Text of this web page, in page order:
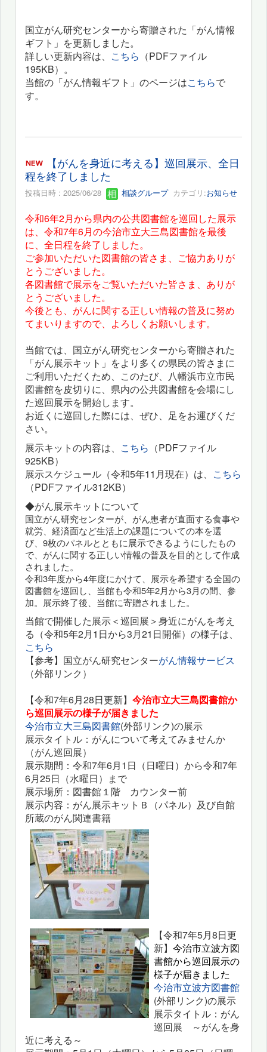
国立がん研究センターから寄贈された「がん情報
ギフト」を更新しました。
詳しい更新内容は、 こちら （PDFファイル
195KB）。
当館の「がん情報ギフト」のページはこちらで
す。
【がんを身近に考える】巡回展示、全日
程を終了しました
投稿日時 : 2025/06/28 相談グループカテゴリ:お知らせ
令和6年2月から県内の公共図書館を巡回した展示
は、令和7年6月の今治市立大三島図書館を最後
に、全日程を終了しました。
ご参加いただいた図書館の皆さま、ご協力ありが
とうございました。
各図書館で展示をご覧いただいた皆さま、ありが
とうございました。
今後とも、がんに関する正しい情報の普及に努め
てまいりますので、よろしくお願いします。
当館では、国立がん研究センターから寄贈された
「がん展示キット」をより多くの県民の皆さまに
ご利用いただくため、このたび、八幡浜市立市民
図書館を皮切りに、県内の公共図書館を会場にし
た巡回展示を開始します。
お近くに巡回した際には、ぜひ、足をお運びくだ
さい。
展示キットの内容は、 こちら （PDFファイル
925KB）
展示スケジュール（令和5年11月現在）は、 こちら
（PDFファイル312KB）
◆がん展示キットについて
国立がん研究センターが、がん患者が直面する食事や
就労、経済面など生活上の課題についての本を選
び、9枚のパネルとともに展示できるようにしたもの
で、がんに関する正しい情報の普及を目的として作成
されました。
令和3年度から4年度にかけて、展示を希望する全国の
図書館を巡回し、当館も令和5年2月から3月の間、参
加。展示終了後、当館に寄贈されました。
当館で開催した展示＜巡回展＞身近にがんを考え
る（令和5年2月1日から3月21日開催）の様子は、
こちら
【参考】国立がん研究センターがん情報サービス
（外部リンク）
【令和7年6月28日更新】 今治市立大三島図書館か
ら巡回展示の様子が届きました
今治市立大三島図書館(外部リンク)の展示
展示タイトル：がんについて考えてみませんか
（がん巡回展）
展示期間：令和7年6月1日（日曜日）から令和7年
6月25日（水曜日）まで
展示場所：図書館１階 カウンター前
展示内容：がん展示キットＢ（パネル）及び自館
所蔵のがん関連書籍
【令和7年5月8日更
新】 今治市立波方図
書館から巡回展示の
様子が届きました
今治市立波方図書館
(外部リンク)の展示
展示タイトル：がん
巡回展 ～がんを身
近に考える～